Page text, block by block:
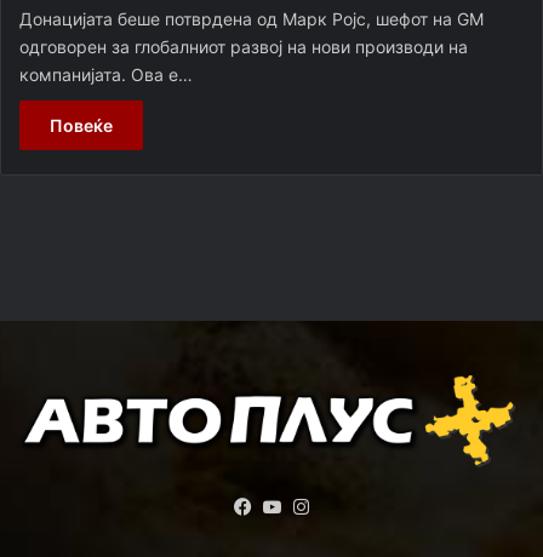
Донацијата беше потврдена од Марк Ројс, шефот на GM
одговорен за глобалниот развој на нoви производи на
компанијата. Ова е…
Повеќе
Facebook
YouTube